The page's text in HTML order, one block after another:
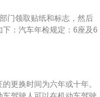
故后，才能按照法定流
车登记服务站、交警中队
免检政策适用范围：非营
注册登记日期在2012年9
年9月1日至2012年8月31
门领取贴纸和标志，然后
：汽车年检规定：6座及6
检测，但需要每两年申请
免检政策，前6年仍需每2
一次年检，超过5年的每6
年检查一次，10年以上每
更换时间为六年或十年。